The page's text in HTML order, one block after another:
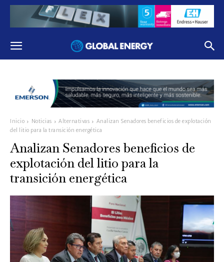
Inicio Noticias Alternativas
Analizan Senadores beneficios de explotación
del litio para la transición energética
Analizan Senadores beneficios de
explotación del litio para la
transición energética